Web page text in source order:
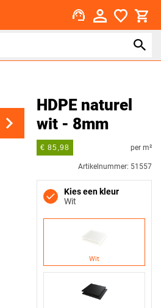
support_agent
HDPE naturel
wit - 8mm
€ 85,98 per m²
Artikelnummer: 51557
Kies een kleur
Wit
Wit